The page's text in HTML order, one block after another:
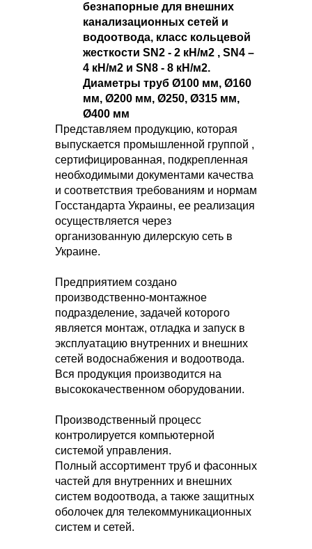
безнапорные для внешних
канализационных сетей и
водоотвода, класс кольцевой
жесткости SN2 - 2 кН/м2 , SN4 –
4 кН/м2 и SN8 - 8 кН/м2.
Диаметры труб Ø100 мм, Ø160
мм, Ø200 мм, Ø250, Ø315 мм,
Ø400 мм
Представляем продукцию, которая
выпускается промышленной группой ,
сертифицированная, подкрепленная
необходимыми документами качества
и соответствия требованиям и нормам
Госстандарта Украины, ее реализация
осуществляется через
организованную дилерскую сеть в
Украине.
Предприятием создано
производственно-монтажное
подразделение, задачей которого
является монтаж, отладка и запуск в
эксплуатацию внутренних и внешних
сетей водоснабжения и водоотвода.
Вся продукция производится на
высококачественном оборудовании.
Производственный процесс
контролируется компьютерной
системой управления.
Полный ассортимент труб и фасонных
частей для внутренних и внешних
систем водоотвода, а также защитных
оболочек для телекоммуникационных
систем и сетей.